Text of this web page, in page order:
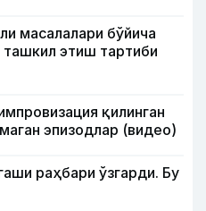
масалалари бўйича
этиш тартиби
қилинган
эпизодлар (видео)
раҳбари ўзгарди. Бу